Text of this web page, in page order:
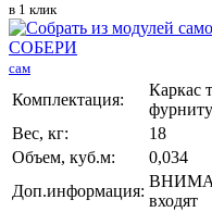
в 1 клик
СОБЕРИ
сам
Комплектация:
Каркас
Вес, кг:
18
Объем, куб.м:
0,034
Доп.информация:
входят